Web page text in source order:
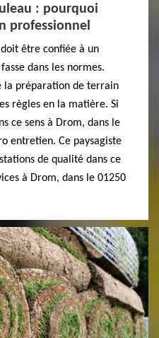
: pourquoi
professionnel
être confiée à un
dans les normes.
la préparation de terrain
règles en la matière. Si
ce sens à Drom, dans le
entretien. Ce paysagiste
de qualité dans ce
à Drom, dans le 01250